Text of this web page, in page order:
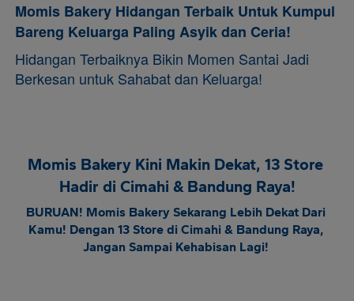
Momis Bakery Hidangan Terbaik Untuk Kumpul
Bareng Keluarga Paling Asyik dan Ceria!
Hidangan Terbaiknya Bikin Momen Santai Jadi
Berkesan untuk Sahabat dan Keluarga!
Momis Bakery Kini Makin Dekat, 13 Store
Hadir di Cimahi & Bandung Raya!
BURUAN! Momis Bakery Sekarang Lebih Dekat Dari
Kamu! Dengan 13 Store di Cimahi & Bandung Raya,
Jangan Sampai Kehabisan Lagi!